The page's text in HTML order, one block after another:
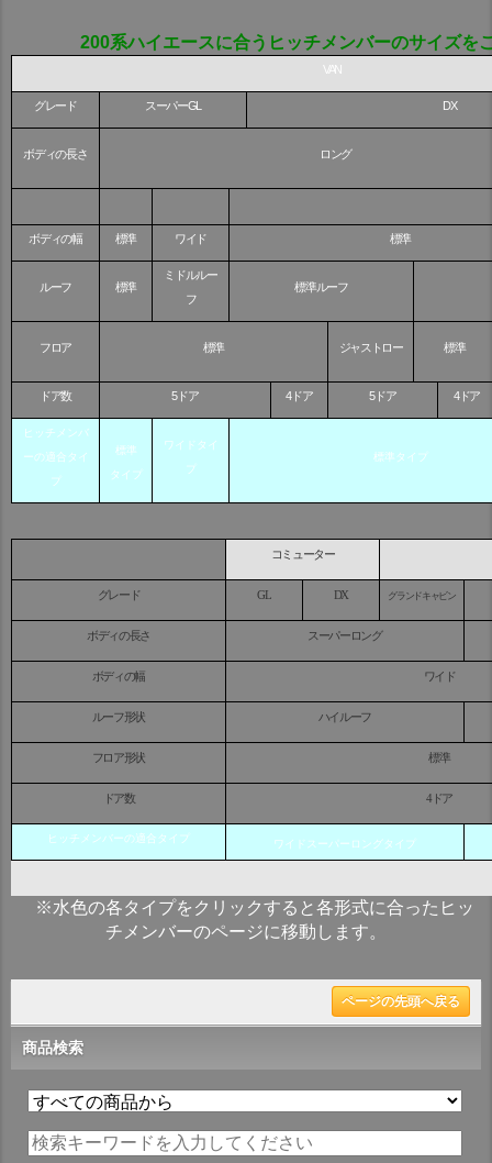
200系ハイエースに合うヒッチメンバーのサイズを
VAN
グレード スーパーGL DX
ボディの長さ ロング
ボディの幅 標準 ワイド 標準
ルーフ 標準
ミドルルー
フ
標準ルーフ
フロア 標準 ジャストロー 標準
ドア数 5ドア 4ドア 5ドア 4ドア
ヒッチメンバ
ーの適合タイ
プ
標準
タイプ
ワイドタイ
プ
標準タイプ
コミューター
グレード GL DX グランドキャビン
ボディの長さ スーパーロング
ボディの幅 ワイド
ルーフ形状 ハイルーフ
フロア形状 標準
ドア数 4ドア
ヒッチメンバーの適合タイプ ワイドスーパーロングタイプ
※水色の各タイプをクリックすると各形式に合ったヒッ
チメンバーのページに移動します。
ページの先頭へ戻る
商品検索